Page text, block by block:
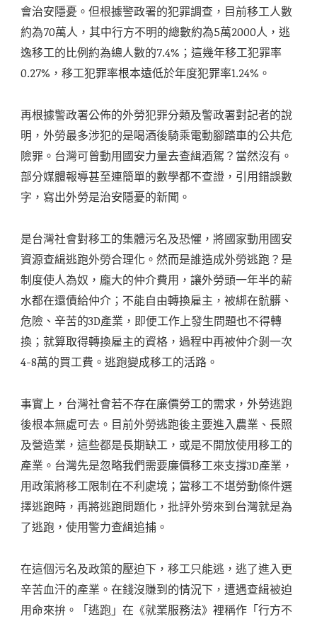
會治安隱憂。但根據警政署的犯罪調查，目前移工人數
約為70萬人，其中行方不明的總數約為5萬2000人，逃
逸移工的比例約為總人數的7.4%；這幾年移工犯罪率
0.27%，移工犯罪率根本遠低於年度犯罪率1.24%。
再根據警政署公佈的外勞犯罪分類及警政署對記者的說
明，外勞最多涉犯的是喝酒後騎乘電動腳踏車的公共危
險罪。台灣可曾動用國安力量去查緝酒駕？當然沒有。
部分媒體報導甚至連簡單的數學都不查證，引用錯誤數
字，寫出外勞是治安隱憂的新聞。
是台灣社會對移工的集體污名及恐懼，將國家動用國安
資源查緝逃跑外勞合理化。然而是誰造成外勞逃跑？是
制度使人為奴，龐大的仲介費用，讓外勞頭一年半的薪
水都在還債給仲介；不能自由轉換雇主，被綁在骯髒、
危險、辛苦的3D產業，即便工作上發生問題也不得轉
換；就算取得轉換雇主的資格，過程中再被仲介剝一次
4-8萬的買工費。逃跑變成移工的活路。
事實上，台灣社會若不存在廉價勞工的需求，外勞逃跑
後根本無處可去。目前外勞逃跑後主要進入農業、長照
及營造業，這些都是長期缺工，或是不開放使用移工的
產業。台灣先是忽略我們需要廉價移工來支撐3D產業，
用政策將移工限制在不利處境；當移工不堪勞動條件選
擇逃跑時，再將逃跑問題化，批評外勞來到台灣就是為
了逃跑，使用警力查緝追捕。
在這個污名及政策的壓迫下，移工只能逃，逃了進入更
辛苦血汗的產業。在錢沒賺到的情況下，遭遇查緝被迫
用命來拚。「逃跑」在《就業服務法》裡稱作「行方不